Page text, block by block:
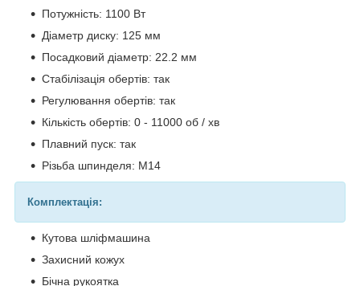
Потужність: 1100 Вт
Діаметр диску: 125 мм
Посадковий діаметр: 22.2 мм
Стабілізація обертів: так
Регулювання обертів: так
Кількість обертів: 0 - 11000 об / хв
Плавний пуск: так
Різьба шпинделя: М14
Комплектація:
Кутова шліфмашина
Захисний кожух
Бічна рукоятка